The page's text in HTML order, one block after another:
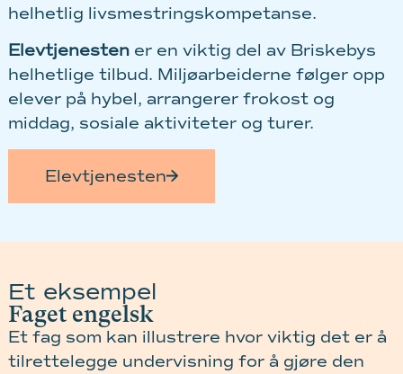
helhetlig livsmestringskompetanse.
Elevtjenesten er en viktig del av Briskebys
helhetlige tilbud. Miljøarbeiderne følger opp
elever på hybel, arrangerer frokost og
middag, sosiale aktiviteter og turer.
Elevtjenesten
Et eksempel
Faget engelsk
Et fag som kan illustrere hvor viktig det er å
tilrettelegge undervisning for å gjøre den